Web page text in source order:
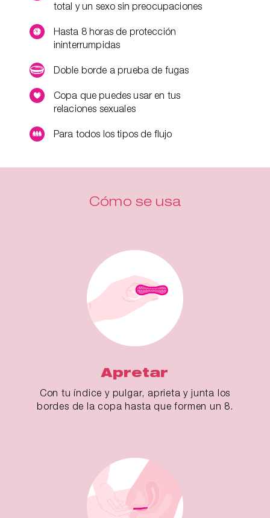
total y un sexo sin preocupaciones
Hasta 8 horas de protección
ininterrumpidas
Doble borde a prueba de fugas
Copa que puedes usar en tus
relaciones sexuales
Para todos los tipos de flujo
Cómo se usa
Apretar
Con tu índice y pulgar, aprieta y junta los
bordes de la copa hasta que formen un 8.